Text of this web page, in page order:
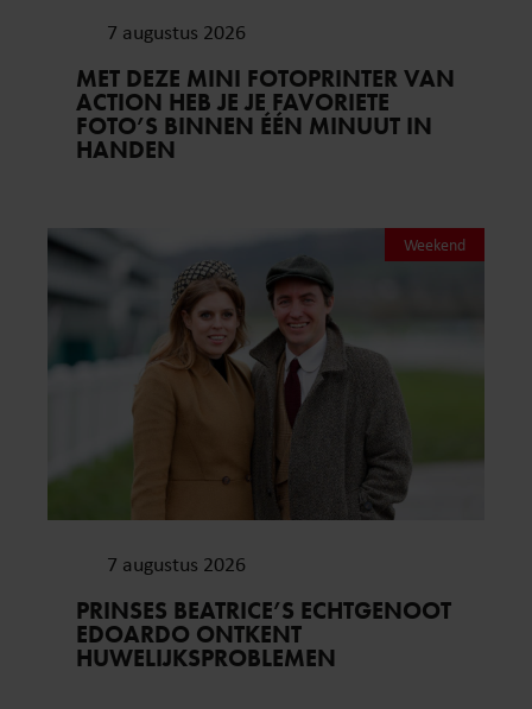
7 augustus 2026
MET DEZE MINI FOTOPRINTER VAN
ACTION HEB JE JE FAVORIETE
FOTO’S BINNEN ÉÉN MINUUT IN
HANDEN
Weekend
7 augustus 2026
PRINSES BEATRICE’S ECHTGENOOT
EDOARDO ONTKENT
HUWELIJKSPROBLEMEN